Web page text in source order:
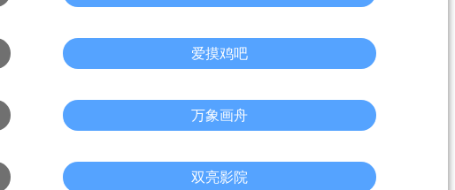
爱摸鸡吧
万象画舟
双亮影院